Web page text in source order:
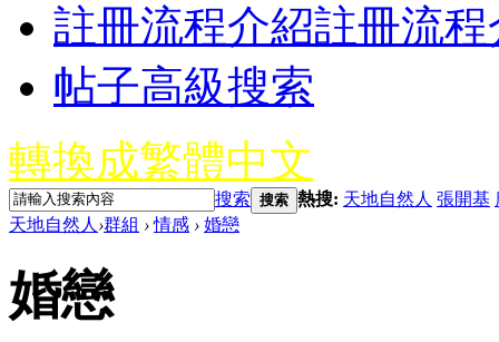
註冊流程介紹註冊流
帖子高級搜索
轉換成繁體中文
搜索 搜索 熱搜: 天地自然人 張開基
天地自然人 ›群組 › 情感 › 婚戀
婚戀